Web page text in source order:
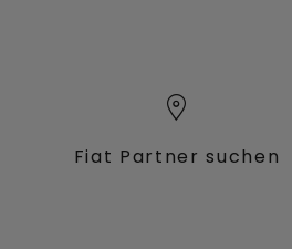
Fiat Partner suchen